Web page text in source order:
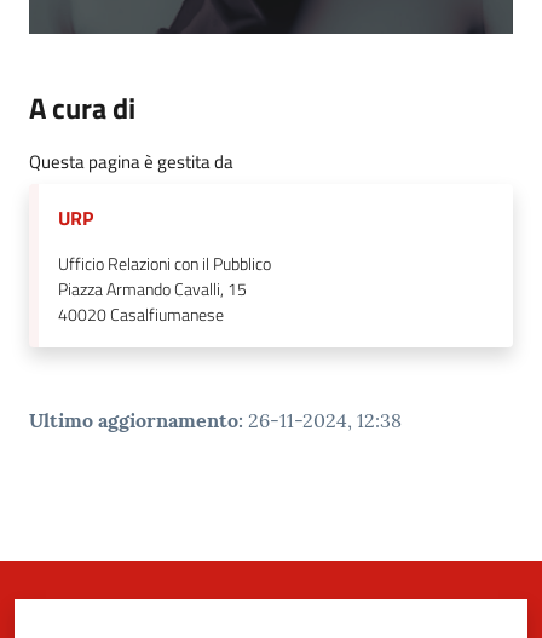
A cura di
Questa pagina è gestita da
URP
Ufficio Relazioni con il Pubblico
Piazza Armando Cavalli, 15
40020Casalfiumanese
Ultimo aggiornamento: 26-11-2024, 12:38